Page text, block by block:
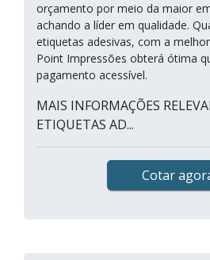
orçamento por meio da maior
achando a líder em qualidade.
etiquetas adesivas, com a
Point Impressões obterá ótima
pagamento acessível.
MAIS INFORMAÇÕES
ETIQUETAS AD...
Cotar